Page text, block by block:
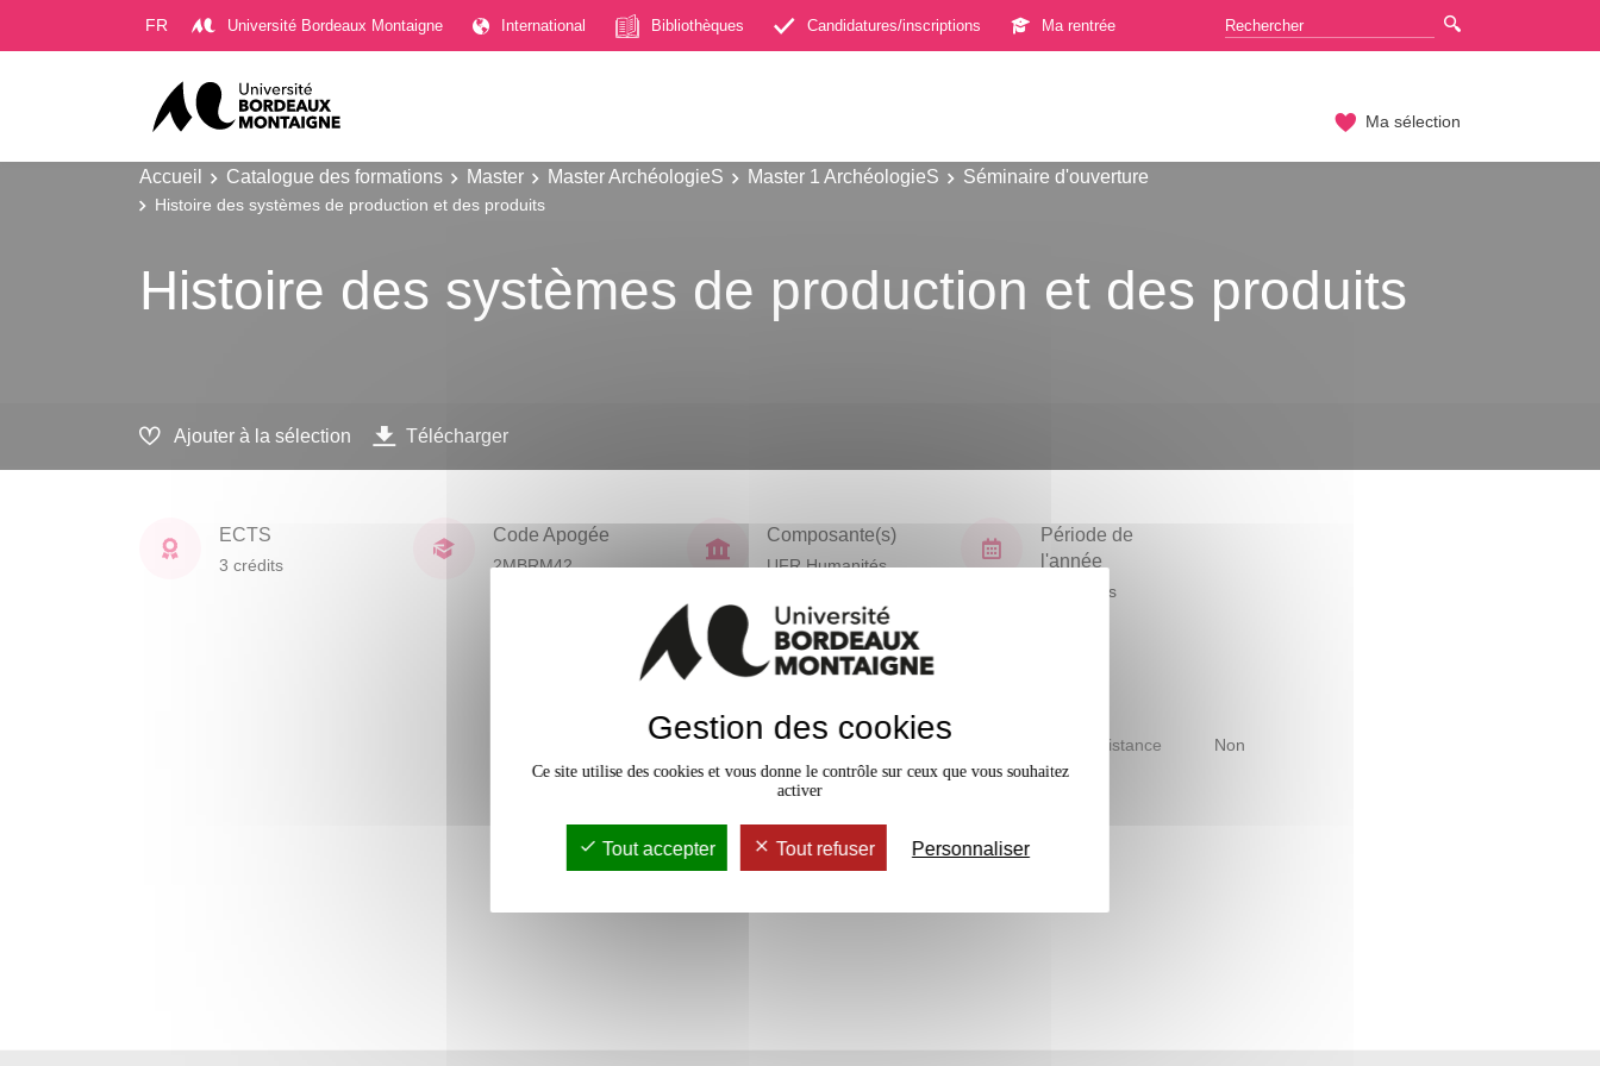
FR Université Bordeaux Montaigne International Bibliothèques Candidatures/inscriptions Ma rentrée
Ma sélection
Accueil Catalogue des formations Master Master ArchéologieS Master 1 ArchéologieS Séminaire d'ouverture
Histoire des systèmes de production et des produits
Histoire des systèmes de production et des produits
Ajouter à la sélection Télécharger
ECTS
3 crédits
Code Apogée
2MBRM42
Composante(s)
UFR Humanités
Période de
l'année
Printemps
Accessible à distance Non
Gestion des cookies
Ce site utilise des cookies et vous donne le contrôle sur ceux que vous souhaitez
activer
Tout accepter Tout refuser Personnaliser